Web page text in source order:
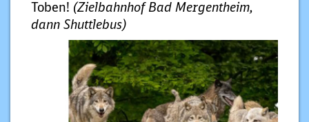
Toben! (Zielbahnhof Bad Mergentheim,
dann Shuttlebus)